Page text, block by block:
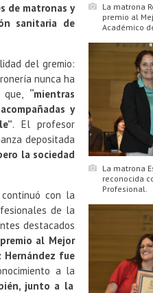
La matrona
premio al
Académico
La matrona
reconocida
Profesional.
de matronas y
sanitaria de
del gremio:
nunca ha
“mientras
y
. El profesor
depositada
la sociedad
con la
de la
destacados
al Mejor
fue
a la
junto a la